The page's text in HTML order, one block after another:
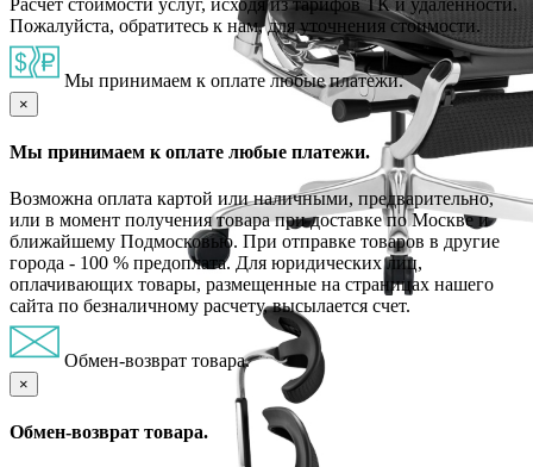
Пожалуйста, обратитесь к нам, для уточнения стоимости.
Мы принимаем к оплате любые платежи.
×
Мы принимаем к оплате любые платежи.
Возможна оплата картой или наличными, предварительно,
или в момент получения товара при доставке по Москве и
ближайшему Подмосковью. При отправке товаров в другие
города - 100 % предоплата. Для юридических лиц,
оплачивающих товары, размещенные на страницах нашего
сайта по безналичному расчету, высылается счет.
Обмен-возврат товара.
×
Обмен-возврат товара.